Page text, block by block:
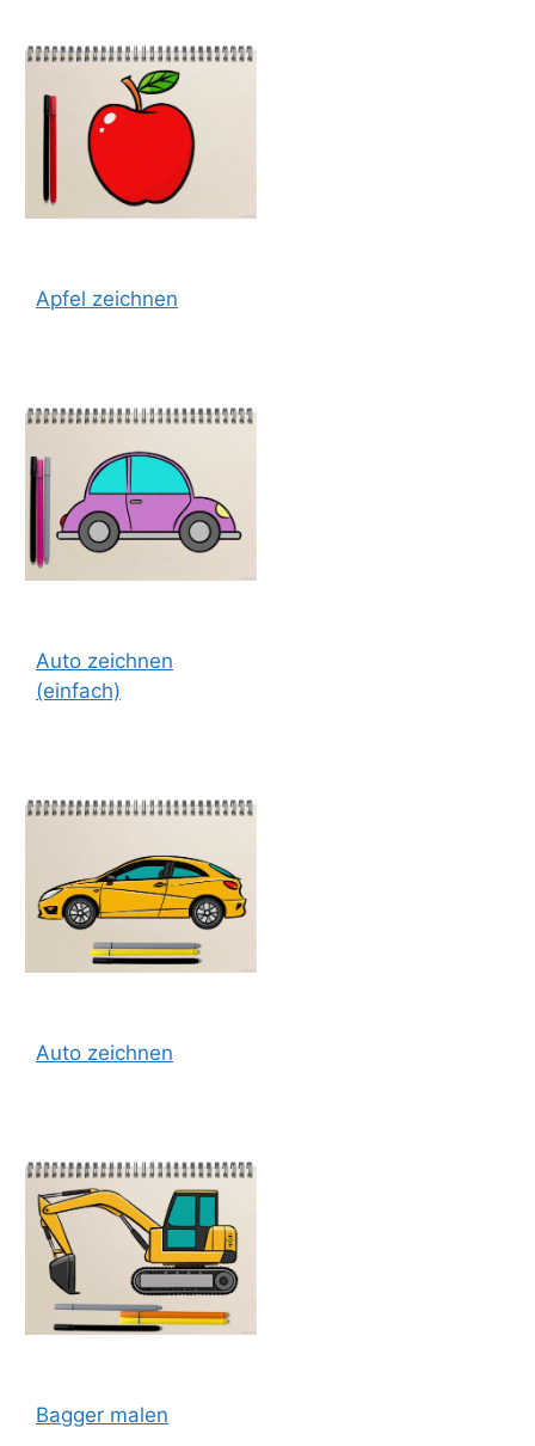
Apfel zeichnen
Auto zeichnen
(einfach)
Auto zeichnen
Bagger malen